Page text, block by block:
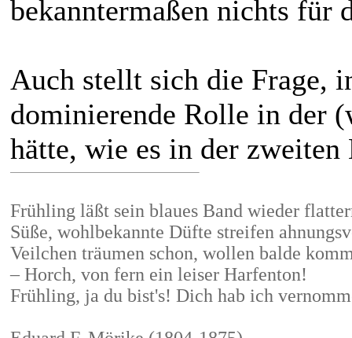
bekanntermaßen nichts für
Auch stellt sich die Frage,
dominierende Rolle in der
hätte, wie es in der
Frühling läßt sein blaues Band wieder
Süße, wohlbekannte Düfte streifen
Veilchen träumen schon, wollen balde
– Horch, von fern ein leiser Harfenton!
Frühling, ja du bist's! Dich hab ich